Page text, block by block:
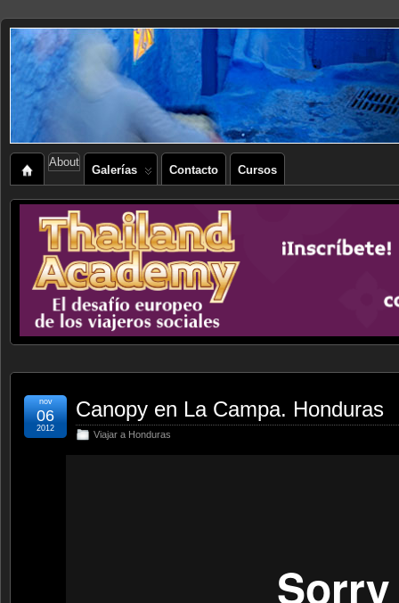
About
Galerías Contacto Cursos
Canopy en La Campa. Honduras
Viajar a Honduras
nov
06
2012